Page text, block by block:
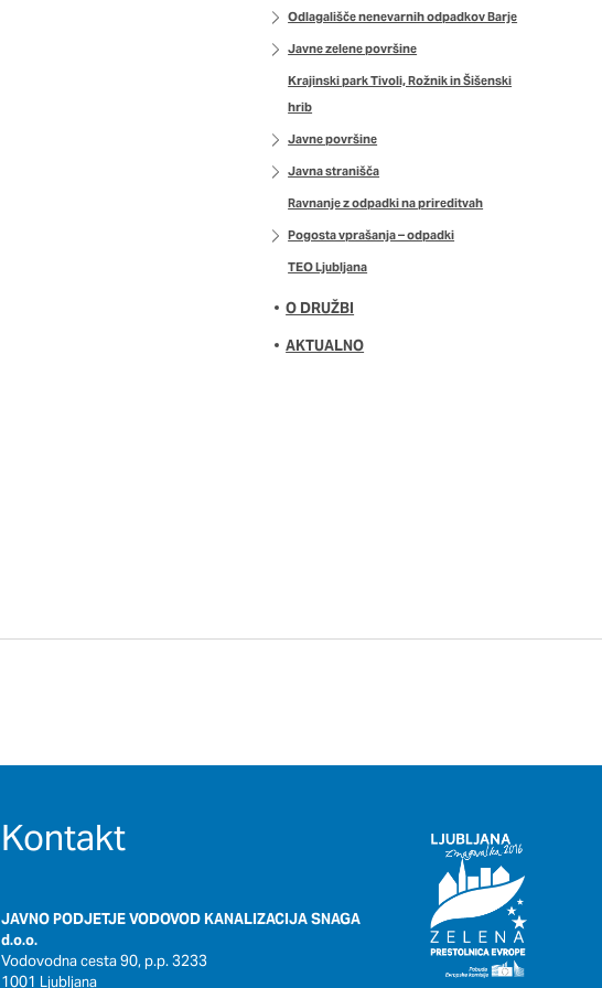
Odlagališče nenevarnih odpadkov Barje
Javne zelene površine
Krajinski park Tivoli, Rožnik in Šišenski
hrib
Javne površine
Javna stranišča
Ravnanje z odpadki na prireditvah
Pogosta vprašanja – odpadki
TEO Ljubljana
O DRUŽBI
AKTUALNO
Kontakt
JAVNO PODJETJE VODOVOD KANALIZACIJA SNAGA
d.o.o.
Vodovodna cesta 90, p.p. 3233
1001 Ljubljana